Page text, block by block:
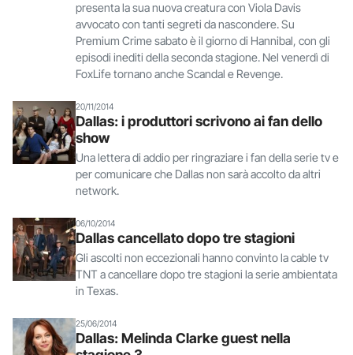
presenta la sua nuova creatura con Viola Davis
avvocato con tanti segreti da nascondere. Su
Premium Crime sabato è il giorno di Hannibal, con gli
episodi inediti della seconda stagione. Nel venerdì di
FoxLife tornano anche Scandal e Revenge.
20/11/2014
Dallas: i produttori scrivono ai fan dello
show
Una lettera di addio per ringraziare i fan della serie tv e
per comunicare che Dallas non sarà accolto da altri
network.
06/10/2014
Dallas cancellato dopo tre stagioni
Gli ascolti non eccezionali hanno convinto la cable tv
TNT a cancellare dopo tre stagioni la serie ambientata
in Texas.
25/06/2014
Dallas: Melinda Clarke guest nella